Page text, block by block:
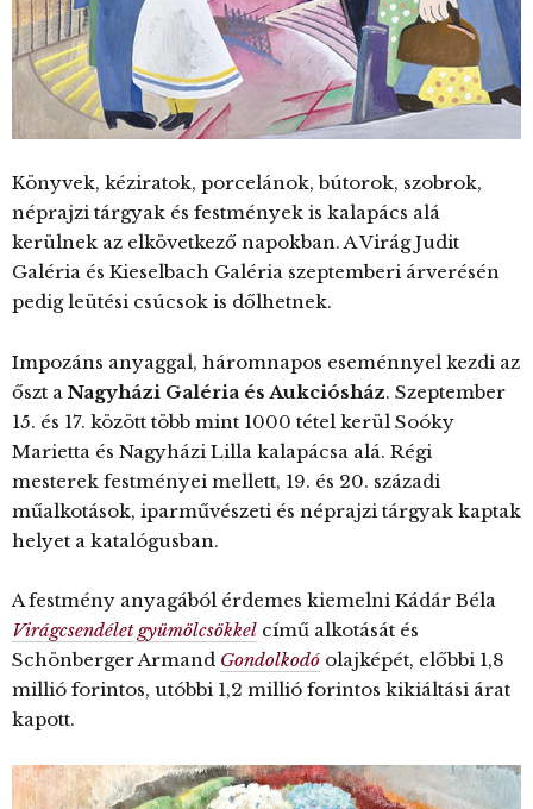
Könyvek, kéziratok, porcelánok, bútorok, szobrok,
néprajzi tárgyak és festmények is kalapács alá
kerülnek az elkövetkező napokban. A Virág Judit
Galéria és Kieselbach Galéria szeptemberi árverésén
pedig leütési csúcsok is dőlhetnek.
Impozáns anyaggal, háromnapos eseménnyel kezdi az
őszt a Nagyházi Galéria és Aukciósház. Szeptember
15. és 17. között több mint 1000 tétel kerül Soóky
Marietta és Nagyházi Lilla kalapácsa alá. Régi
mesterek festményei mellett, 19. és 20. századi
műalkotások, iparművészeti és néprajzi tárgyak kaptak
helyet a katalógusban.
A festmény anyagából érdemes kiemelni Kádár Béla
Virágcsendélet gyümölcsökkel című alkotását és
Schönberger Armand Gondolkodó olajképét, előbbi 1,8
millió forintos, utóbbi 1,2 millió forintos kikiáltási árat
kapott.